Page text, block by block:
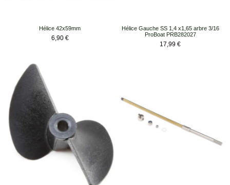
Hélice 42x59mm
Prix
6,90 €
Hélice Gauche SS 1,4 x1,65 arbre 3/16
ProBoat PRB282027
Prix
17,99 €